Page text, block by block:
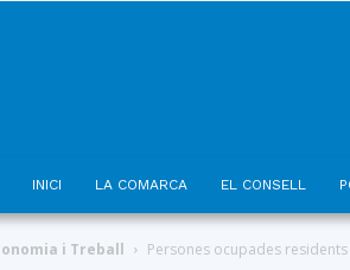
INICI LA COMARCA EL CONSELL
i Treball Persones ocupades